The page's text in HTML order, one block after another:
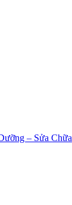
– Sửa Chữa